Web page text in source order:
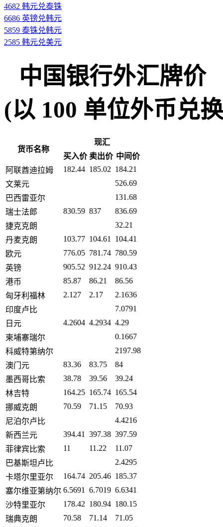
4682 韩元兑泰铢
6686 英镑兑韩元
5859 泰铢兑韩元
2585 韩元兑美元
中国银行外汇牌价
(以 100 单位外币兑
货币名称
现汇
买入价 卖出价 中间价
阿联酋迪拉姆
182.44 185.02 184.21
文莱元
526.69
巴西雷亚尔
131.68
瑞士法郎
830.59 837
836.69
捷克克朗
32.21
丹麦克朗
103.77 104.61
104.41
欧元
776.05 781.74 780.59
英镑
905.52 912.24 910.43
港币
85.87 86.21
86.56
匈牙利福林
2.127 2.17
2.1636
印度卢比
7.0791
日元
4.2604 4.2934 4.29
柬埔寨瑞尔
0.1667
科威特第纳尔
2197.98
澳门元
83.36 83.75
84
墨西哥比索
38.78 39.56
39.24
林吉特
164.25 165.74 165.54
挪威克朗
70.59 71.15
70.93
尼泊尔卢比
4.4216
新西兰元
394.41 397.38 397.59
菲律宾比索
11 11.22
11.07
巴基斯坦卢比
2.4295
卡塔尔里亚尔
164.74 205.46 185.37
塞尔维亚第纳尔 6.5691 6.7019 6.6341
沙特里亚尔
178.42 180.94 180.15
瑞典克朗
70.58 71.14
71.05